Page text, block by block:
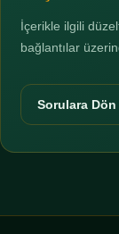
İçerikle ilgili
bağlantılar
Sorulara Dön